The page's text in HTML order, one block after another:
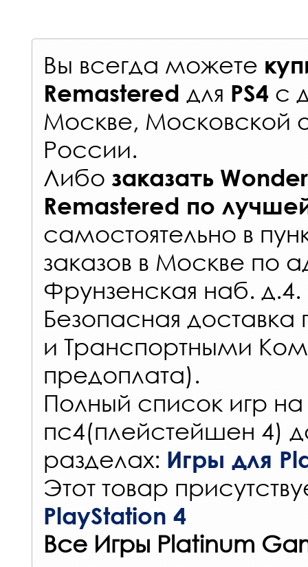
Вы всегда можете
Remastered для PS4 с
Москве, Московской
России.
Либо заказать
Remastered по
самостоятельно в
заказов в Москве по
Фрунзенская наб. д.4.
Безопасная
и Транспортными
предоплата).
Полный список игр на
пс4(плейстейшен 4)
разделах: Игры для
Этот товар
PlayStation 4
Все Игры Platinum